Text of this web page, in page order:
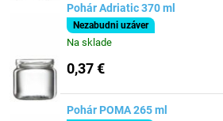
Pohár Adriatic 370 ml
Nezabudni uzáver
Na sklade
0,37 €
Pohár POMA 265 ml